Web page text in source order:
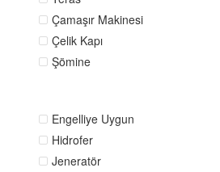
Çamaşır Makinesi
Çelik Kapı
Şömine
Engelliye Uygun
Hidrofer
Jeneratör